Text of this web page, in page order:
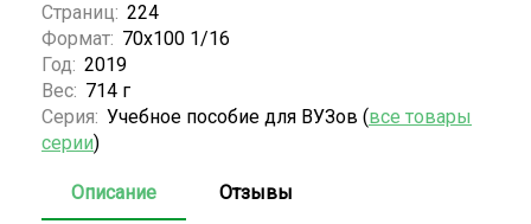
Страниц: 224
Формат: 70x100 1/16
Год: 2019
Вес: 714 г
Серия: Учебное пособие для ВУЗов (все товары
серии)
Описание Отзывы